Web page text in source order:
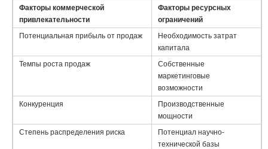
Факторы коммерческой
привлекательности
Факторы ресурсных
ограничений
Потенциальная прибыль от продаж
Необходимость затрат
капитала
Темпы роста продаж
Собственные
маркетинговые
возможности
Конкуренция
Производственные
мощности
Степень распределения риска
Потенциал научно-
технической базы